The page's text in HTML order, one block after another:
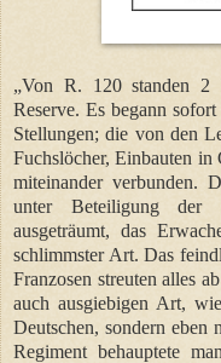
„Von R. 120 standen
Reserve. Es begann
Stellungen; die von den
Fuchslöcher, Einbauten
miteinander verbunden.
unter Beteiligung
ausgeträumt, das
schlimmster Art. Das
Franzosen streuten alles
auch ausgiebigen Art,
Deutschen, sondern eben
Regiment behauptete